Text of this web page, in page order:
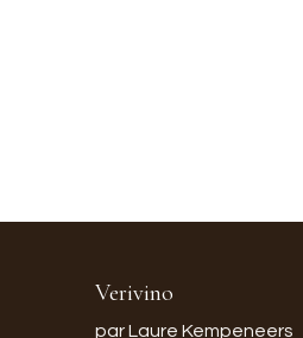
Verivino
par Laure Kempeneers